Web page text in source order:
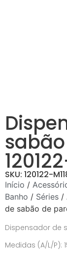
SKU: 120122-
Início /
Banho / Séries /
de sabão de
Dispensador de
Medidas (A/L/P):